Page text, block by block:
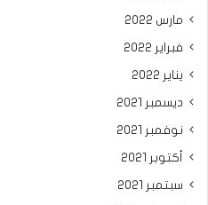
مارس 2022
فبراير 2022
يناير 2022
ديسمبر 2021
نوفمبر 2021
أكتوبر 2021
سبتمبر 2021